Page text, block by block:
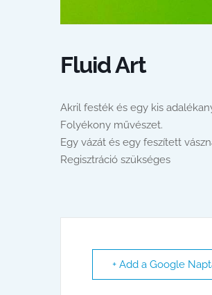
Fluid Art
Akril festék és egy kis
Folyékony művészet.
Egy vázát és egy feszített
Regisztráció szükséges
+ Add a Google